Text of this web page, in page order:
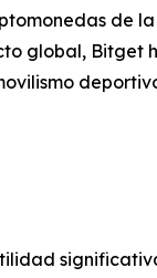
de
global, Bitget